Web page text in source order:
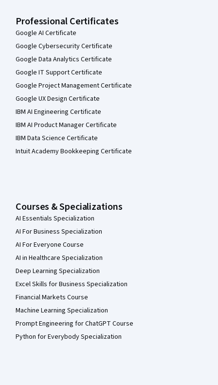
Professional Certificates
Google AI Certificate
Google Cybersecurity Certificate
Google Data Analytics Certificate
Google IT Support Certificate
Google Project Management Certificate
Google UX Design Certificate
IBM AI Engineering Certificate
IBM AI Product Manager Certificate
IBM Data Science Certificate
Intuit Academy Bookkeeping Certificate
Courses & Specializations
AI Essentials Specialization
AI For Business Specialization
AI For Everyone Course
AI in Healthcare Specialization
Deep Learning Specialization
Excel Skills for Business Specialization
Financial Markets Course
Machine Learning Specialization
Prompt Engineering for ChatGPT Course
Python for Everybody Specialization